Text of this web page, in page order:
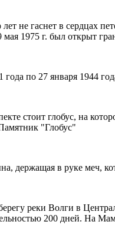
не гаснет в сердцах
1975 г. был открыт
года по 27 января 1944
стоит глобус, на
"Глобус"
держащая в руке меч,
реки Волги в
200 дней. На